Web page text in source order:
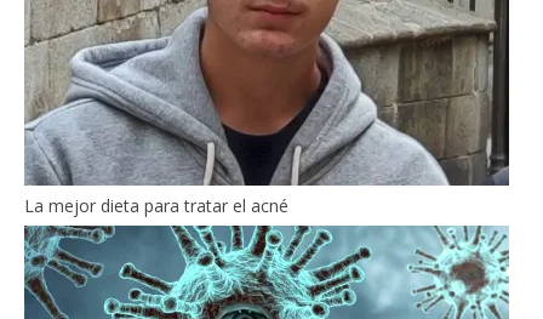
La mejor dieta para tratar el acné